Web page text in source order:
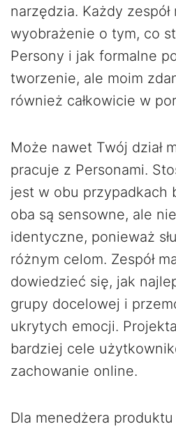
narzędzia. Każdy zespół
wyobrażenie o tym, co
Persony i jak formalne
tworzenie, ale moim
również całkowicie w
Może nawet Twój dział
pracuje z Personami.
jest w obu przypadkach
oba są sensowne, ale
identyczne, ponieważ
różnym celom. Zespół
dowiedzieć się, jak
grupy docelowej i
ukrytych emocji.
bardziej cele
zachowanie online.
Dla menedżera